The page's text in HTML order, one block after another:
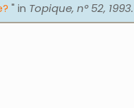
" in Topique, n° 52, 1993.